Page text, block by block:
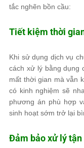
tắc nghẽn bồn cầu:
Tiết kiệm thời
Khi sử dụng dịch vụ
cách xử lý bằng dụng
mất thời gian mà vẫn
có kinh nghiệm sẽ
phương án phù hợp
sinh hoạt sớm trở lại
Đảm bảo xử lý